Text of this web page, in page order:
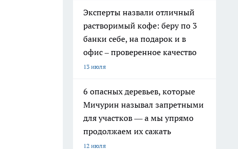
Эксперты назвали отличный
растворимый кофе: беру по 3
банки себе, на подарок и в
офис – проверенное качество
13 июля
6 опасных деревьев, которые
Мичурин называл запретными
для участков — а мы упрямо
продолжаем их сажать
12 июля